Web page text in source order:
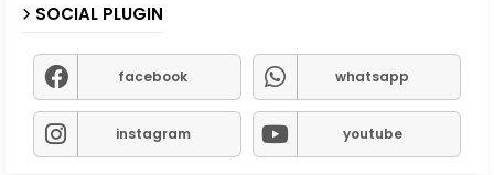
SOCIAL PLUGIN
facebook whatsapp
instagram youtube